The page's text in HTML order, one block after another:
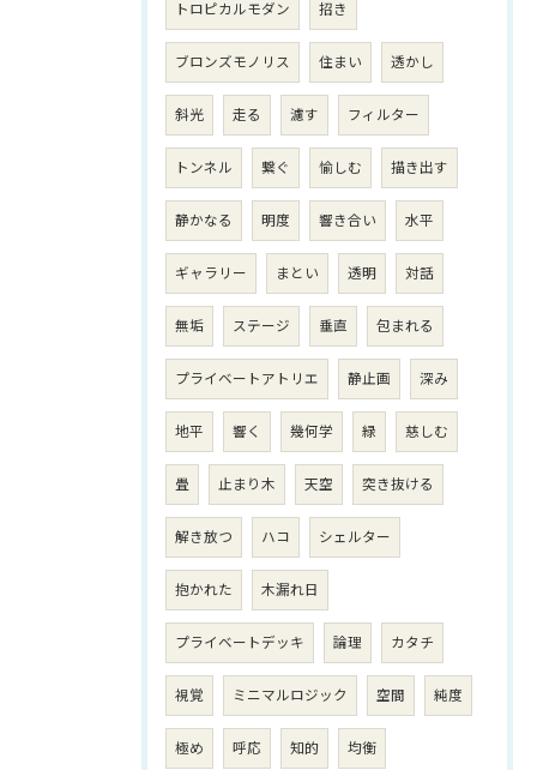
トロピカルモダン 招き
ブロンズモノリス 住まい 透かし
斜光 走る 濾す フィルター
トンネル 繋ぐ 愉しむ 描き出す
静かなる 明度 響き合い 水平
ギャラリー まとい 透明 対話
無垢 ステージ 垂直 包まれる
プライベートアトリエ 静止画 深み
地平 響く 幾何学 緑 慈しむ
畳 止まり木 天空 突き抜ける
解き放つ ハコ シェルター
抱かれた 木漏れ日
プライベートデッキ 論理 カタチ
視覚 ミニマルロジック 空間 純度
極め 呼応 知的 均衡